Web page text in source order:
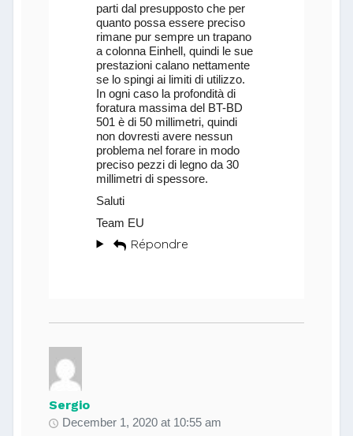
parti dal presupposto che per
quanto possa essere preciso
rimane pur sempre un trapano
a colonna Einhell, quindi le sue
prestazioni calano nettamente
se lo spingi ai limiti di utilizzo.
In ogni caso la profondità di
foratura massima del BT-BD
501 è di 50 millimetri, quindi
non dovresti avere nessun
problema nel forare in modo
preciso pezzi di legno da 30
millimetri di spessore.
Saluti
Team EU
Répondre
Sergio
December 1, 2020 at 10:55 am